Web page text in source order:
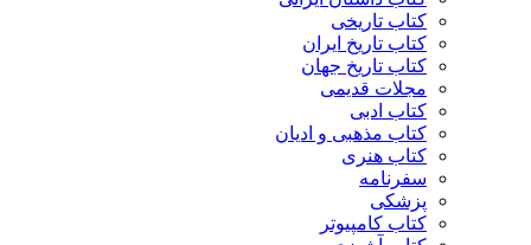
کتاب تاریخی
کتاب تاریخ ایران
کتاب تاریخ جهان
مجلات قدیمی
کتاب ادبی
کتاب مذهبی و ادیان
کتاب هنری
سفرنامه
پزشکی
کتاب کامپیوتر